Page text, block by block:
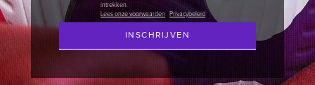
intrekken.
Lees onze voorwaarden
Privacybeleid
INSCHRIJVEN